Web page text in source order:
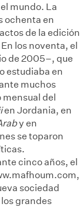
mundo. La
ochenta en
de la edición
los noventa, el
de 2005–, que
estudiaba en
muchos
del
en Jordania, en
y en
se toparon
cinco años, el
sociedad
grandes